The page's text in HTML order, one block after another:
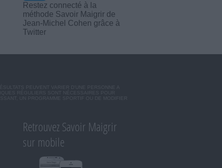
Restez connecté à la
méthode Savoir Maigrir de
Jean-Michel Cohen grâce à
Twitter
PEUVENT VARIER D'UNE PERSONNE A
RÉGULIERS SONT NÉCESSAIRES POUR
UN PROGRAMME SPORTIF OU DE MODIFIER
Retrouvez Savoir Maigrir
sur mobile